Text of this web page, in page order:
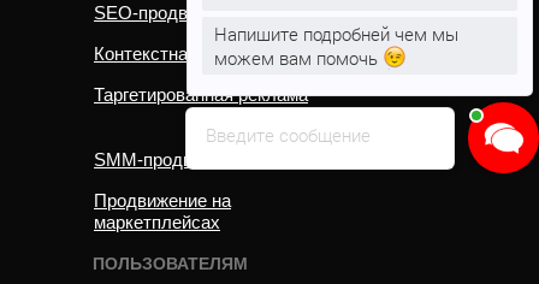
SEO-продвижение
Контекстная реклама
Таргетированная реклама
ПОЛЬЗОВАТЕЛЯМ
SMM-продвижение
Продвижение на
маркетплейсах
Введите сообщение
Напишите подробней чем мы
можем вам помочь